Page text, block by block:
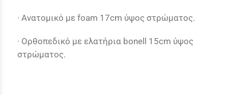
· Ανατομικό με foam 17cm ύψος στρώματος.
· Ορθοπεδικό με ελατήρια bonell 15cm ύψος
στρώματος.